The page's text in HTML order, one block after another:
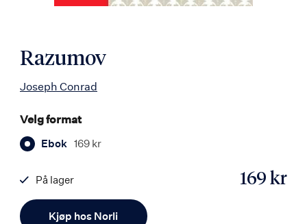
Razumov
Joseph Conrad
Velg format
Ebok 169 kr
Kjøp hos Norli
169 kr
På lager
9788203371868